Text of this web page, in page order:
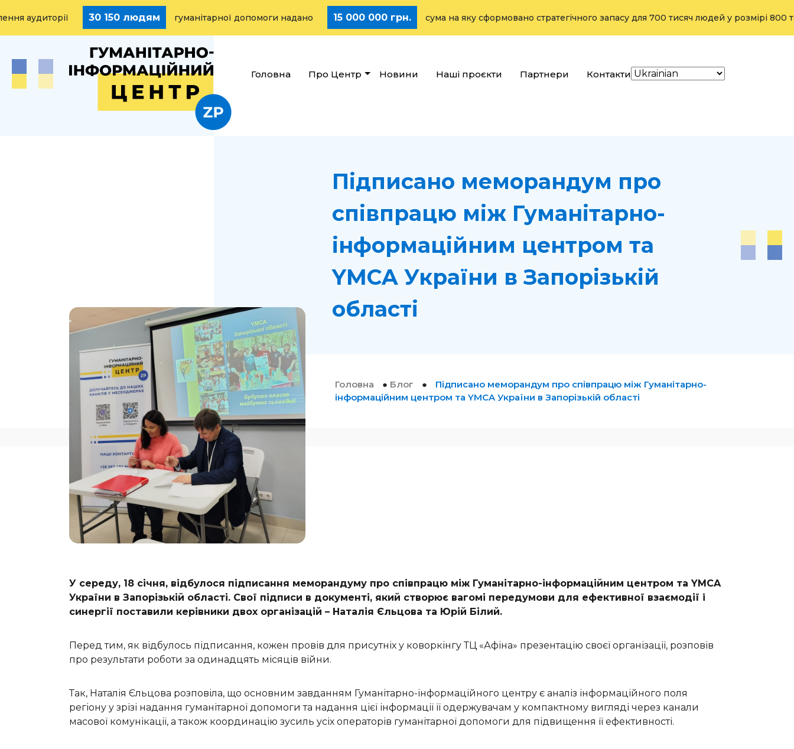
30 150 людям гуманітарної допомоги надано 15 000 000 грн. сума на яку сформовано стратегічного запасу для 700 тисяч людей у розмірі 800 тонн з
Головна Про Центр Новини Наші проєкти Партнери Контакти
Підписано меморандум про
співпрацю між Гуманітарно-
інформаційним центром та
YMCA України в Запорізькій
області
Головна ● Блог ●
Підписано меморандум про співпрацю між Гуманітарно-
інформаційним центром та YMCA України в Запорізькій області
У середу, 18 січня, відбулося підписання меморандуму про співпрацю між Гуманітарно-інформаційним центром та YMCA
України в Запорізькій області. Свої підписи в документі, який створює вагомі передумови для ефективної взаємодії i
синергії поставили керівники двох організацій – Наталія Єльцова та Юрій Білий.
Перед тим, як відбулось підписання, кожен провів для присутніх у коворкінгу ТЦ «Афіна» презентацію своєї організації, розповів
про результати роботи за одинадцять місяців війни.
Так, Наталія Єльцова розповіла, що основним завданням Гуманітарно-інформаційного центру є аналіз інформаційного поля
регіону у зрізі надання гуманітарної допомоги та надання цієї інформації її одержувачам у компактному вигляді через канали
масової комунікації, а також координацію зусиль усіх операторів гуманітарної допомоги для підвищення її ефективності.